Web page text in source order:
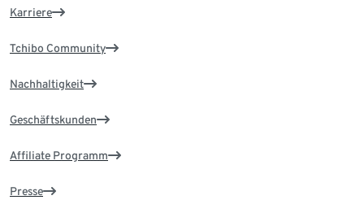
Karriere
Tchibo Community
Nachhaltigkeit
Geschäftskunden
Affiliate Programm
Presse